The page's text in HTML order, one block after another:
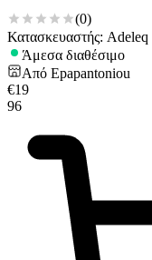
(0)
Κατασκευαστής: Adeleq
Άμεσα διαθέσιμο
Από Epapantoniou
€19
96